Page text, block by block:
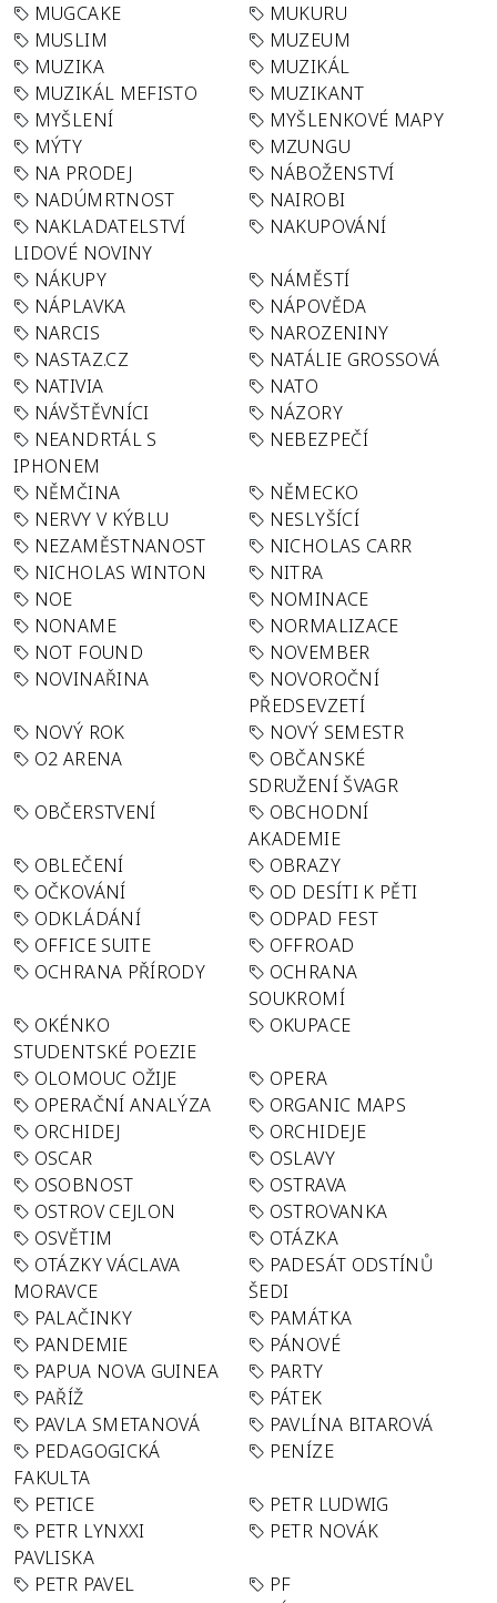
MUGCAKE
MUKURU
MUSLIM
MUZEUM
MUZIKA
MUZIKÁL
MUZIKÁL MEFISTO
MUZIKANT
MYŠLENÍ
MYŠLENKOVÉ MAPY
MÝTY
MZUNGU
NA PRODEJ
NÁBOŽENSTVÍ
NADÚMRTNOST
NAIROBI
NAKLADATELSTVÍ
LIDOVÉ NOVINY
NAKUPOVÁNÍ
NÁKUPY
NÁMĚSTÍ
NÁPLAVKA
NÁPOVĚDA
NARCIS
NAROZENINY
NASTAZ.CZ
NATÁLIE GROSSOVÁ
NATIVIA
NATO
NÁVŠTĚVNÍCI
NÁZORY
NEANDRTÁL S
IPHONEM
NEBEZPEČÍ
NĚMČINA
NĚMECKO
NERVY V KÝBLU
NESLYŠÍCÍ
NEZAMĚSTNANOST
NICHOLAS CARR
NICHOLAS WINTON
NITRA
NOE
NOMINACE
NONAME
NORMALIZACE
NOT FOUND
NOVEMBER
NOVINAŘINA
NOVOROČNÍ
PŘEDSEVZETÍ
NOVÝ ROK
NOVÝ SEMESTR
O2 ARENA
OBČANSKÉ
SDRUŽENÍ ŠVAGR
OBČERSTVENÍ
OBCHODNÍ
AKADEMIE
OBLEČENÍ
OBRAZY
OČKOVÁNÍ
OD DESÍTI K PĚTI
ODKLÁDÁNÍ
ODPAD FEST
OFFICE SUITE
OFFROAD
OCHRANA PŘÍRODY
OCHRANA
SOUKROMÍ
OKÉNKO
STUDENTSKÉ POEZIE
OKUPACE
OLOMOUC OŽIJE
OPERA
OPERAČNÍ ANALÝZA
ORGANIC MAPS
ORCHIDEJ
ORCHIDEJE
OSCAR
OSLAVY
OSOBNOST
OSTRAVA
OSTROV CEJLON
OSTROVANKA
OSVĚTIM
OTÁZKA
OTÁZKY VÁCLAVA
MORAVCE
PADESÁT ODSTÍNŮ
ŠEDI
PALAČINKY
PAMÁTKA
PANDEMIE
PÁNOVÉ
PAPUA NOVA GUINEA
PARTY
PAŘÍŽ
PÁTEK
PAVLA SMETANOVÁ
PAVLÍNA BITAROVÁ
PEDAGOGICKÁ
FAKULTA
PENÍZE
PETICE
PETR LUDWIG
PETR LYNXXI
PAVLISKA
PETR NOVÁK
PETR PAVEL
PF